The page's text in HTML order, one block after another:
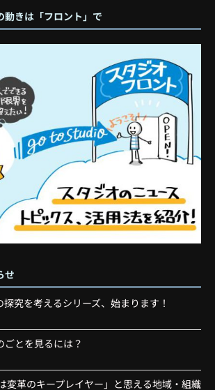
動きは「フロント」で
せ
究を考えるシリーズ、始まります！
とを見るには？
変革のキープレイヤー」と思える地域・組織